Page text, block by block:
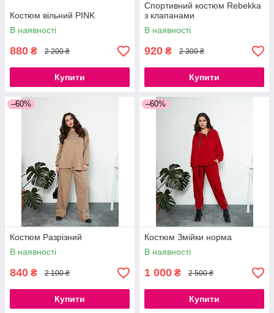
Костюм вільний PINK
В наявності
880 ₴ 2 200 ₴
Купити
Спортивний костюм Rebekka
з клапанами
В наявності
920 ₴ 2 300 ₴
Купити
–60%
Костюм Разрізний
В наявності
840 ₴ 2 100 ₴
Купити
–60%
Костюм Змійки норма
В наявності
1 000 ₴ 2 500 ₴
Купити